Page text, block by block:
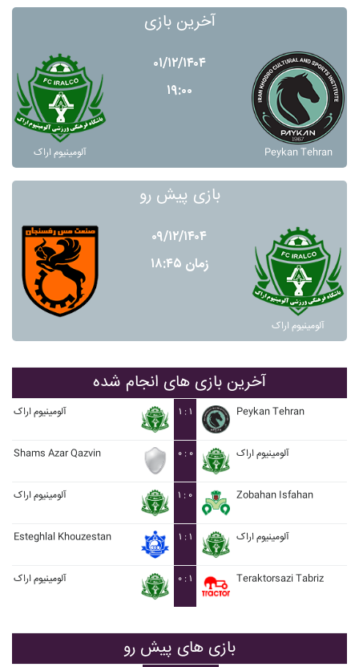
آخرین بازی
آلومينيوم اراک
۰۱/۱۲/۱۴۰۴
۱۹:۰۰
Peykan Tehran
بازی پیش رو
۰۹/۱۲/۱۴۰۴
زمان ۱۸:۴۵
آلومينيوم اراک
آخرین بازی های انجام شده
آلومينيوم اراک ۱ : ۱ Peykan Tehran
Shams Azar Qazvin ۰ : ۰ آلومينيوم اراک
آلومينيوم اراک ۱ : ۰ Zobahan Isfahan
Esteghlal Khouzestan ۱ : ۱ آلومينيوم اراک
آلومينيوم اراک ۰ : ۱ Teraktorsazi Tabriz
بازی های پیش رو